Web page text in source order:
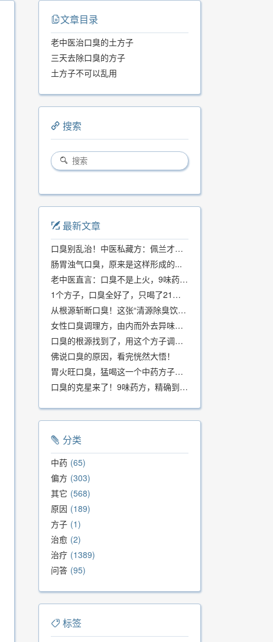
文章目录
老中医治口臭的土方子
三天去除口臭的方子
土方子不可以乱用
搜索
最新文章
口臭别乱治！中医私藏方：佩兰才是口气克星，喝一周就清爽
肠胃浊气口臭，原来是这样形成的...
老中医直言：口臭不是上火，9味药食同源方，21天根除不反复
1个方子，口臭全好了，只喝了21天！
从根源斩断口臭！这张“清源除臭饮”方子，我用了几十年，效果真不错
女性口臭调理方，由内而外去异味，女性体质专用！
口臭的根源找到了，用这个方子调理，21天口吐芬芳！
佛说口臭的原因，看完恍然大悟！
胃火旺口臭，猛喝这一个中药方子就好了！
口臭的克星来了！9味药方，精确到克、药食同源、安全有效，速看！
分类
中药 65
偏方 303
其它 568
原因 189
方子 1
治愈 2
治疗 1389
问答 95
标签